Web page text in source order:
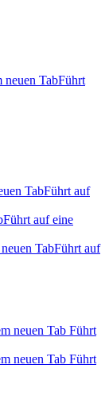
neuen TabFührt
TabFührt auf
Führt auf eine
TabFührt auf
neuen Tab Führt
neuen Tab Führt